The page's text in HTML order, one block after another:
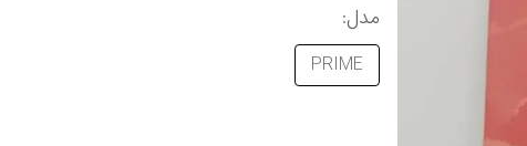
مدل:
PRIME